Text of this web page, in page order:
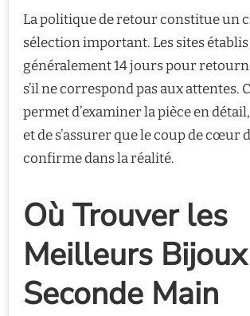
La politique de retour constitue un
sélection important. Les sites
généralement 14 jours pour
s’il ne correspond pas aux attentes.
permet d’examiner la pièce en
et de s’assurer que le coup de cœur
confirme dans la réalité.
Où Trouver les
Meilleurs Bijoux
Seconde Main